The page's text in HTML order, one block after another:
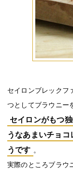
セイロンブレックフ
つとしてブラウニー
セイロンがもつ
うなあまいチョ
うです 。
実際のところブラウ